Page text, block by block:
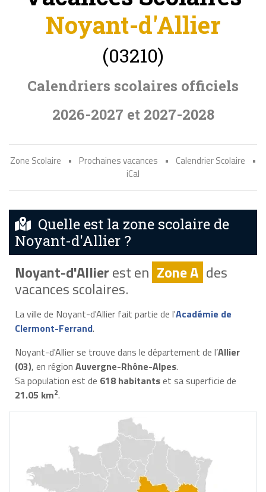
Noyant-d'Allier
(03210)
Calendriers scolaires officiels
2026-2027 et 2027-2028
Zone Scolaire • Prochaines vacances • Calendrier Scolaire
•
iCal
Quelle est la zone scolaire de
Noyant-d'Allier ?
Noyant-d'Allierest en Zone A des
vacances scolaires.
La ville de Noyant-d'Allier fait partie de l'Académie de
Clermont-Ferrand.
Noyant-d'Allier se trouve dans le département de l’Allier
(03), en région Auvergne-Rhône-Alpes.
Sa population est de 618 habitantset sa superficie de
21.05 km2.